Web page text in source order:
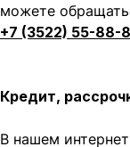
можете
+7 (3522) 55-88-
Кредит,
В нашем